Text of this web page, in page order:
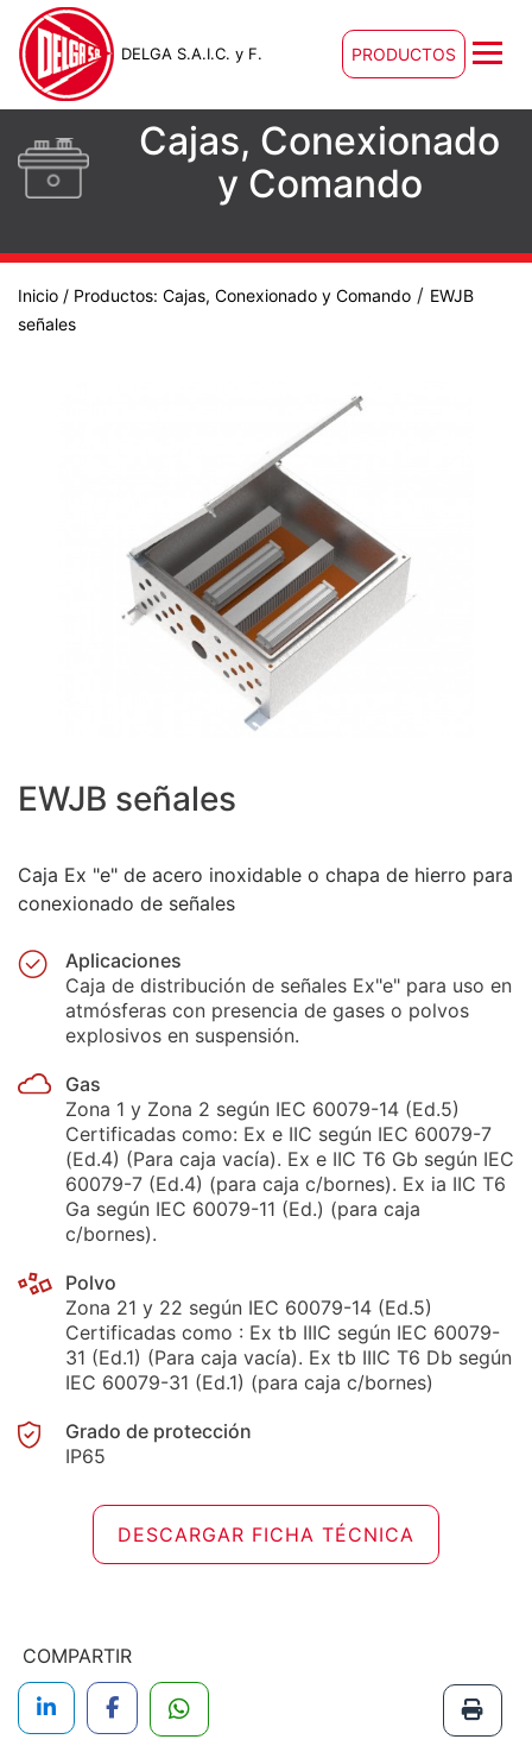
DELGA S.A.I.C. y F. PRODUCTOS
Cajas, Conexionado
y Comando
Inicio / Productos: Cajas, Conexionado y Comando / EWJB
señales
EWJB señales
Caja Ex "e" de acero inoxidable o chapa de hierro para
conexionado de señales
Aplicaciones
Caja de distribución de señales Ex"e" para uso en
atmósferas con presencia de gases o polvos
explosivos en suspensión.
Gas
Zona 1 y Zona 2 según IEC 60079-14 (Ed.5)
Certificadas como: Ex e IIC según IEC 60079-7
(Ed.4) (Para caja vacía). Ex e IIC T6 Gb según IEC
60079-7 (Ed.4) (para caja c/bornes). Ex ia IIC T6
Ga según IEC 60079-11 (Ed.) (para caja
c/bornes).
Polvo
Zona 21 y 22 según IEC 60079-14 (Ed.5)
Certificadas como : Ex tb IIIC según IEC 60079-
31 (Ed.1) (Para caja vacía). Ex tb IIIC T6 Db según
IEC 60079-31 (Ed.1) (para caja c/bornes)
Grado de protección
IP65
DESCARGAR FICHA TÉCNICA
COMPARTIR